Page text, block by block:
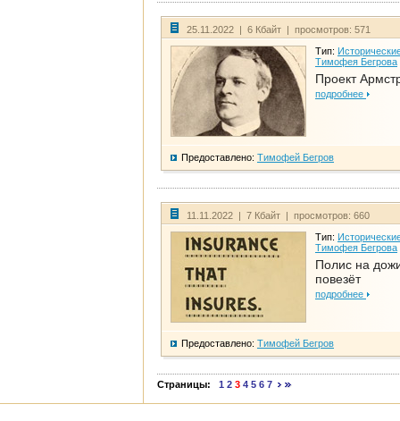
25.11.2022 | 6 Кбайт | просмотров: 571
Тип:
Тимофея Бегрова
Проект
подробнее
Предоставлено: Тимофей Бегров
11.11.2022 | 7 Кбайт | просмотров: 660
Тип:
Тимофея Бегрова
Полис на
повезёт
подробнее
Предоставлено: Тимофей Бегров
Страницы: 1 2 3 4 5 6 7